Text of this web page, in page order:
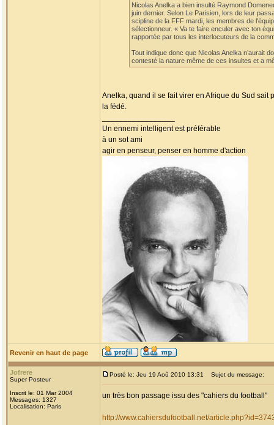
Nicolas Anelka a bien insulté Raymond
juin dernier. Selon Le Parisien, lors de leur
scipline de la FFF mardi, les membres de
sélectionneur. « Va te faire enculer avec ton
rapportée par tous les interlocuteurs de la
Tout indique donc que Nicolas Anelka n’aurait
contesté la nature même de ces insultes et a
Anelka, quand il se fait virer en Afrique du Sud
la fédé.
Un ennemi intelligent est préférable
à un sot ami
agir en penseur, penser en homme d'action
Revenir en haut de page
Jofrere
Super Posteur
Inscrit le: 01 Mar 2004
Messages: 1327
Localisation: Paris
Posté le: Jeu 19 Aoû 2010 13:31 Sujet du message:
un très bon passage issu des "cahiers du football"
http://www.cahiersdufootball.net/